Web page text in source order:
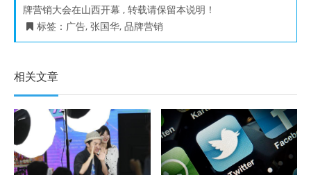
牌营销大会在山西开幕 , 转载请保留本说明！
标签： 广告, 张国华, 品牌营销
相关文章